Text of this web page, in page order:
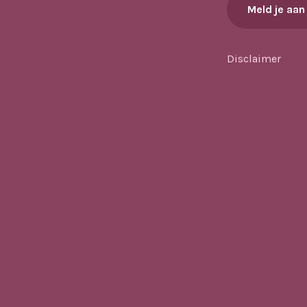
Meld je
Disclaimer